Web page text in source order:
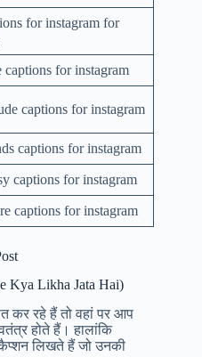
for instagram for
captions for instagram
captions for instagram
captions for instagram
captions for instagram
captions for instagram
Kya Likha Jata Hai)
कर रहे हैं तो वहां पर आप
होते हैं। हालांकि
कैप्शन लिखते हैं जो उनकी